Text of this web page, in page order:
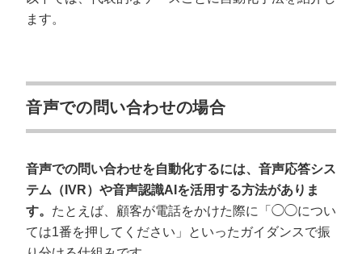
ます。
音声での問い合わせの場合
音声での問い合わせを自動化するには、音声応答シス
テム（IVR）や音声認識AIを活用する方法がありま
す。 たとえば、顧客が電話をかけた際に「◯◯につい
ては1番を押してください」といったガイダンスで振